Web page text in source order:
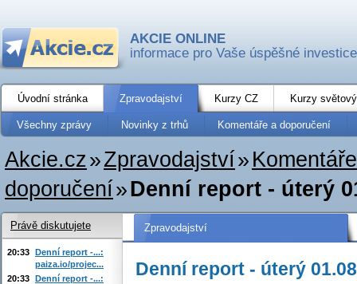
AKCIE ONLINE
informace pro Vaše úspěšné investice
Úvodní stránka Zpravodajství Kurzy CZ Kurzy
Všechny zprávy Novinky z trhů Komentáře a doporučení
Akcie.cz»Zpravodajství»
doporučení»Denní report - úterý
Zpravodajství
Denní report - úterý
Právě diskutujete
20:33 Denní report -...:
paiza.io/projec...
20:33 Denní report -...: